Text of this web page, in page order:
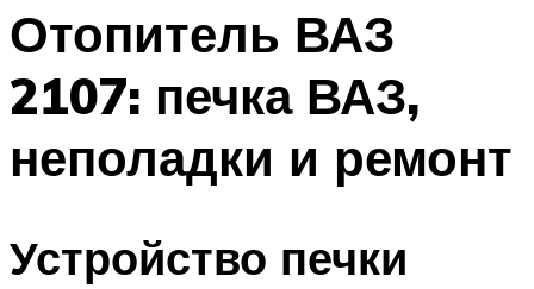
МЕНЮ
Отопитель ВАЗ
2107: печка ВАЗ,
неполадки и ремонт
Устройство печки